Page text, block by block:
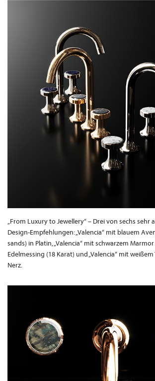
„From Luxury to Jewellery“ – Drei von sechs sehr
Design-Empfehlungen: „Valencia“ mit blauem
sands) in Platin, „Valencia“ mit schwarzem
Edelmessing (18 Karat) und „Valencia“ mit weißem
Nerz.